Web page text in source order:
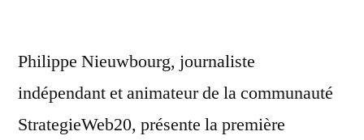
Philippe Nieuwbourg, journaliste
indépendant et animateur de la communauté
StrategieWeb20, présente la première